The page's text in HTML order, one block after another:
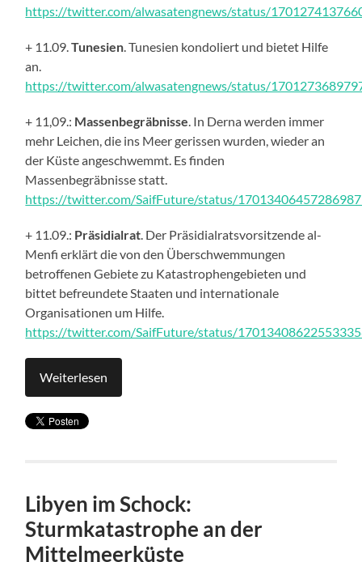
https://twitter.com/alwasatengnews/status/
+ 11.09.Tunesien . Tunesien kondoliert und bietet Hilfe
an.
https://twitter.com/alwasatengnews/status/
+ 11,09.: Massenbegräbnisse . In Derna werden immer
mehr Leichen, die ins Meer gerissen wurden, wieder an
der Küste angeschwemmt. Es finden
Massenbegräbnisse statt.
https://twitter.com/SaifFuture/status/
+ 11.09.: Präsidialrat . Der Präsidialratsvorsitzende al-
Menfi erklärt die von den Überschwemmungen
betroffenen Gebiete zu Katastrophengebieten und
bittet befreundete Staaten und internationale
Organisationen um Hilfe.
https://twitter.com/SaifFuture/status/
Weiterlesen
Libyen im Schock:
Sturmkatastrophe an der
Mittelmeerküste